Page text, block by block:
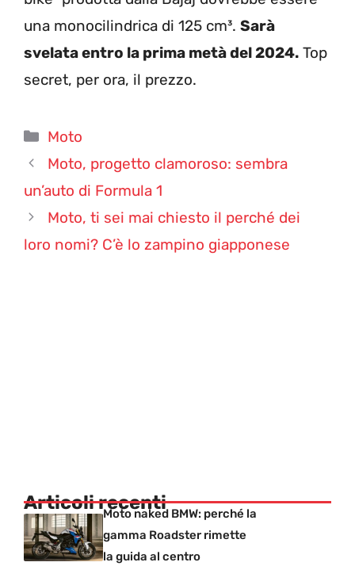
una monocilindrica di 125 cm³. Sarà
svelata entro la prima metà del 2024. Top
secret, per ora, il prezzo.
Categorie
Moto
Moto, progetto clamoroso: sembra
un’auto di Formula 1
Moto, ti sei mai chiesto il perché dei
loro nomi? C’è lo zampino giapponese
Articoli recentiMoto naked BMW: perché la
gamma Roadster rimette
la guida al centro